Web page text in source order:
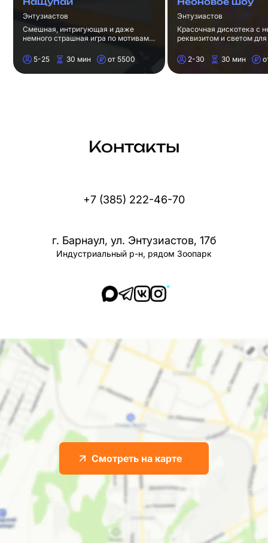
Энтузиастов
Смешная, интригующая и даже
немного страшная игра по мотивам
Барнауле.
5-25 30 мин от 5500
Энтузиастов
Красочная дискотека с
реквизитом и светом для
2-30
30 мин
Контакты
+7 (385) 222-46-70
г. Барнаул, ул. Энтузиастов, 17б
Индустриальный р-н, рядом Зоопарк
*
Смотреть на карте